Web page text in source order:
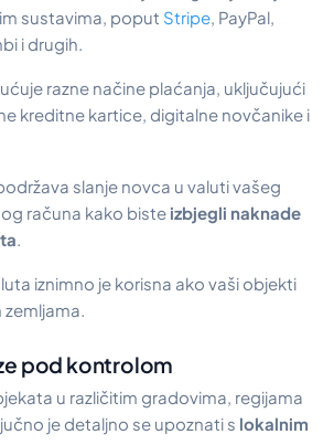
sustavima, poput Stripe, PayPal,
i drugih.
razne načine plaćanja, uključujući
kreditne kartice, digitalne novčanike i
slanje novca u valuti vašeg
računa kako biste izbjegli naknade
.
iznimno je korisna ako vaši objekti
zemljama.
pod kontrolom
u različitim gradovima, regijama
je detaljno se upoznati s lokalnim